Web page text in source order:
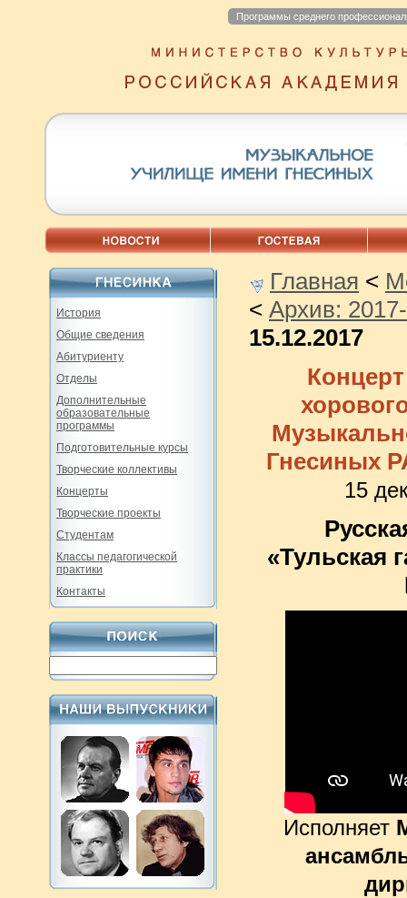
Программы среднего
История
Общие сведения
Абитуриенту
Отделы
Дополнительные
образовательные
программы
Подготовительные курсы
Творческие коллективы
Концерты
Творческие проекты
Студентам
Классы педагогической
практики
Контакты
Главная <
< Архив:
15.12.2017
Гнесиных
15
«Тульская
Исполняет